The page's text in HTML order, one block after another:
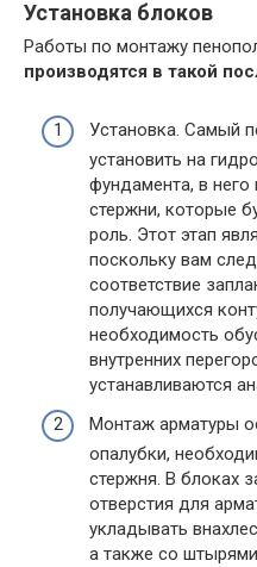
Установка блоков
Работы по монтажу
производятся в такой
Установка. Самый
установить на
фундамента, в
стержни, которые
роль. Этот этап
поскольку вам
соответствие
получающихся
необходимость
внутренних
устанавливаются
Монтаж арматуры
опалубки,
стержня. В блоках
отверстия для
укладывать
а также со